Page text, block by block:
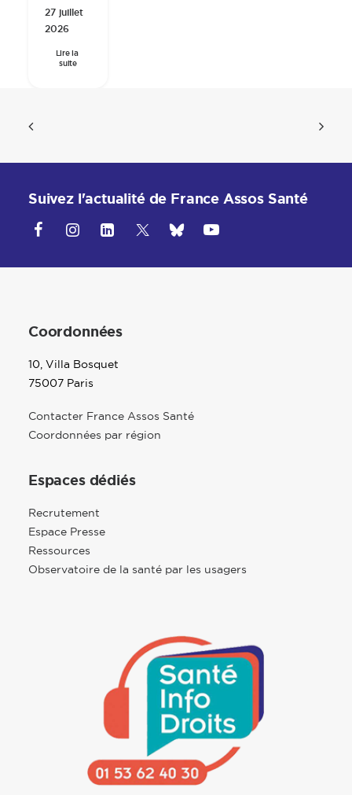
27 juillet
2026
Lire la
suite
Suivez l'actualité de France Assos Santé
Coordonnées
10, Villa Bosquet
75007 Paris
Contacter France Assos Santé
Coordonnées par région
Espaces dédiés
Recrutement
Espace Presse
Ressources
Observatoire de la santé par les usagers